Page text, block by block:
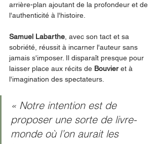
arrière-plan ajoutant de la profondeur et de
l'authenticité à l'histoire.
Samuel Labarthe , avec son tact et sa
sobriété, réussit à incarner l'auteur sans
jamais s'imposer. Il disparaît presque pour
laisser place aux récits de Bouvier et à
l'imagination des spectateurs.
« Notre intention est de
proposer une sorte de livre-
monde où l’on aurait les